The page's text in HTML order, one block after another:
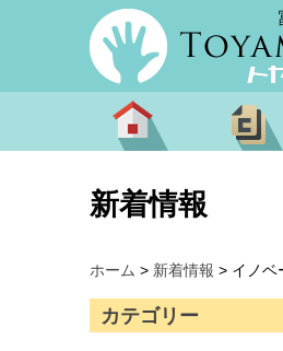
新着情報
ホーム > 新着情報 > イノベ
カテゴリー